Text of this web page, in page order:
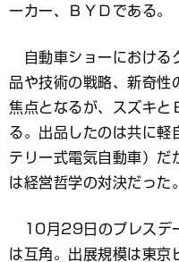
ーカー、ＢＹＤである。
自動車ショーにおける
品や技術の戦略、新奇性
焦点となるが、スズキと
る。出品したのは共に軽
テリー式電気自動車）だ
は経営哲学の対決だった。
10月29日のプレスデ
は互角。出展規模は東京